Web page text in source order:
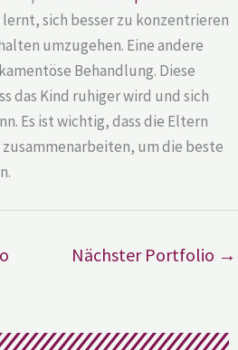
sich besser zu konzentrieren
umzugehen. Eine andere
Behandlung. Diese
das Kind ruhiger wird und sich
Es ist wichtig, dass die Eltern
um die beste
Nächster Portfolio →